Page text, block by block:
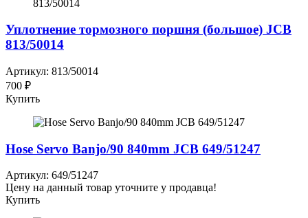
Уплотнение тормозного поршня (большое) JCB
813/50014
Артикул: 813/50014
700 ₽
Купить
Hose Servo Banjo/90 840mm JCB 649/51247
Артикул: 649/51247
Цену на данный товар уточните у продавца!
Купить